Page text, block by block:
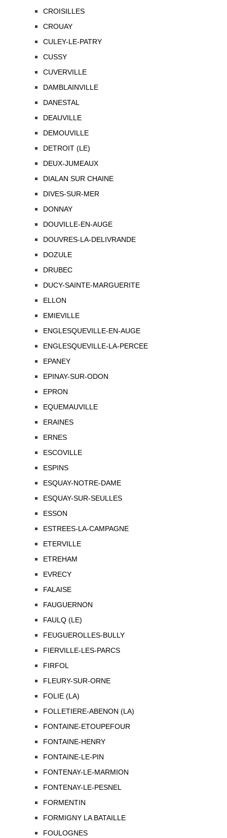
CROISILLES
CROUAY
CULEY-LE-PATRY
CUSSY
CUVERVILLE
DAMBLAINVILLE
DANESTAL
DEAUVILLE
DEMOUVILLE
DETROIT (LE)
DEUX-JUMEAUX
DIALAN SUR CHAINE
DIVES-SUR-MER
DONNAY
DOUVILLE-EN-AUGE
DOUVRES-LA-DELIVRANDE
DOZULE
DRUBEC
DUCY-SAINTE-MARGUERITE
ELLON
EMIEVILLE
ENGLESQUEVILLE-EN-AUGE
ENGLESQUEVILLE-LA-PERCEE
EPANEY
EPINAY-SUR-ODON
EPRON
EQUEMAUVILLE
ERAINES
ERNES
ESCOVILLE
ESPINS
ESQUAY-NOTRE-DAME
ESQUAY-SUR-SEULLES
ESSON
ESTREES-LA-CAMPAGNE
ETERVILLE
ETREHAM
EVRECY
FALAISE
FAUGUERNON
FAULQ (LE)
FEUGUEROLLES-BULLY
FIERVILLE-LES-PARCS
FIRFOL
FLEURY-SUR-ORNE
FOLIE (LA)
FOLLETIERE-ABENON (LA)
FONTAINE-ETOUPEFOUR
FONTAINE-HENRY
FONTAINE-LE-PIN
FONTENAY-LE-MARMION
FONTENAY-LE-PESNEL
FORMENTIN
FORMIGNY LA BATAILLE
FOULOGNES